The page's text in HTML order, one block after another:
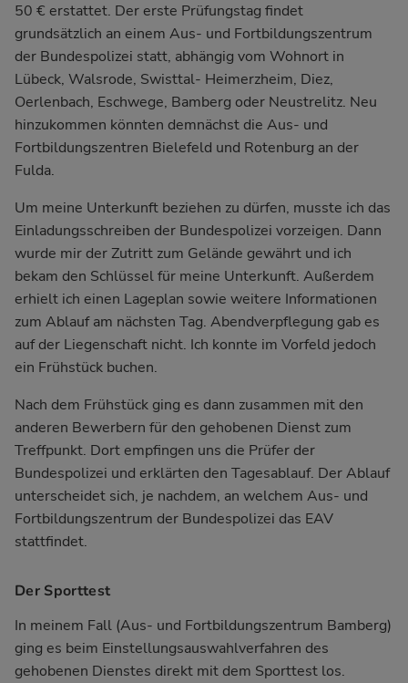
50 € erstattet. Der erste Prüfungstag findet
grundsätzlich an einem Aus- und Fortbildungszentrum
der Bundespolizei statt, abhängig vom Wohnort in
Lübeck, Walsrode, Swisttal- Heimerzheim, Diez,
Oerlenbach, Eschwege, Bamberg oder Neustrelitz. Neu
hinzukommen könnten demnächst die Aus- und
Fortbildungszentren Bielefeld und Rotenburg an der
Fulda.
Um meine Unterkunft beziehen zu dürfen, musste ich das
Einladungsschreiben der Bundespolizei vorzeigen. Dann
wurde mir der Zutritt zum Gelände gewährt und ich
bekam den Schlüssel für meine Unterkunft. Außerdem
erhielt ich einen Lageplan sowie weitere Informationen
zum Ablauf am nächsten Tag. Abendverpflegung gab es
auf der Liegenschaft nicht. Ich konnte im Vorfeld jedoch
ein Frühstück buchen.
Nach dem Frühstück ging es dann zusammen mit den
anderen Bewerbern für den gehobenen Dienst zum
Treffpunkt. Dort empfingen uns die Prüfer der
Bundespolizei und erklärten den Tagesablauf. Der Ablauf
unterscheidet sich, je nachdem, an welchem Aus- und
Fortbildungszentrum der Bundespolizei das EAV
stattfindet.
Der Sporttest
In meinem Fall (Aus- und Fortbildungszentrum Bamberg)
ging es beim Einstellungsauswahlverfahren des
gehobenen Dienstes direkt mit dem Sporttest los.